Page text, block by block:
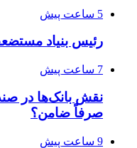
5 ساعت پیش
رئیس بنیاد
7 ساعت پیش
نقش بانک‌ها در
صرفاً ضامن؟
9 ساعت پیش